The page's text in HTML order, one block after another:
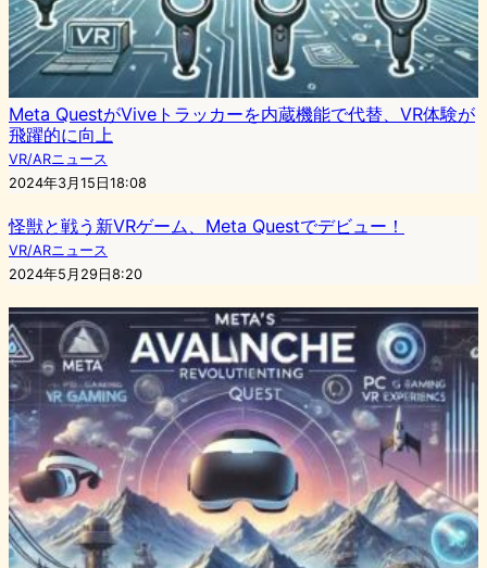
Meta QuestがViveトラッカーを内蔵機能で代替、VR体験が
飛躍的に向上
VR/ARニュース
2024年3月15日18:08
怪獣と戦う新VRゲーム、Meta Questでデビュー！
VR/ARニュース
2024年5月29日8:20